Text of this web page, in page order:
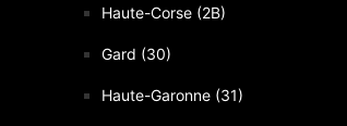
Haute-Corse (2B)
Gard (30)
Haute-Garonne (31)